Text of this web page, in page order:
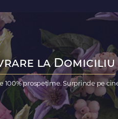
la Domiciliu
100% prospețime. Surprinde pe